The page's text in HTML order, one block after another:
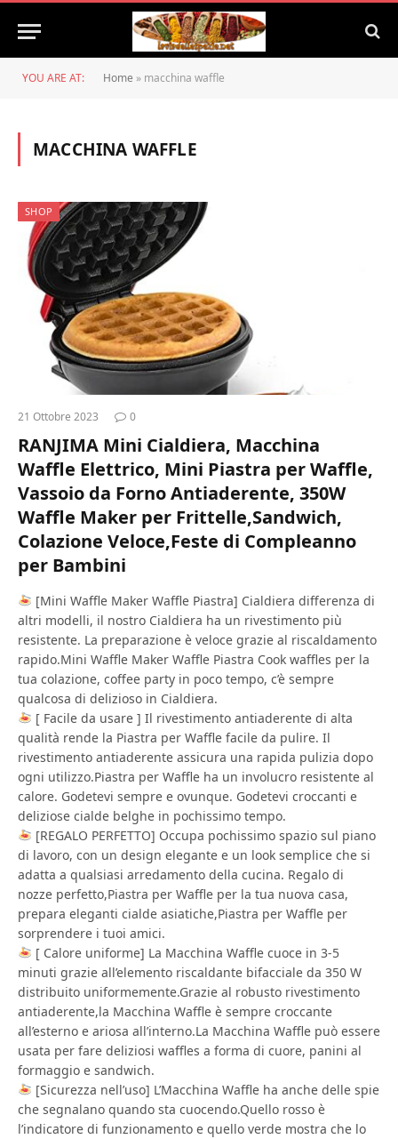
YOU ARE AT: Home » macchina waffle
MACCHINA WAFFLE
SHOP
21 Ottobre 2023 0
RANJIMA Mini Cialdiera, Macchina
Waffle Elettrico, Mini Piastra per Waffle,
Vassoio da Forno Antiaderente, 350W
Waffle Maker per Frittelle,Sandwich,
Colazione Veloce,Feste di Compleanno
per Bambini
[Mini Waffle Maker Waffle Piastra] Cialdiera differenza di
altri modelli, il nostro Cialdiera ha un rivestimento più
resistente. La preparazione è veloce grazie al riscaldamento
rapido.Mini Waffle Maker Waffle Piastra Cook waffles per la
tua colazione, coffee party in poco tempo, c’è sempre
qualcosa di delizioso in Cialdiera.
[ Facile da usare ] Il rivestimento antiaderente di alta
qualità rende la Piastra per Waffle facile da pulire. Il
rivestimento antiaderente assicura una rapida pulizia dopo
ogni utilizzo.Piastra per Waffle ha un involucro resistente al
calore. Godetevi sempre e ovunque. Godetevi croccanti e
deliziose cialde belghe in pochissimo tempo.
[REGALO PERFETTO] Occupa pochissimo spazio sul piano
di lavoro, con un design elegante e un look semplice che si
adatta a qualsiasi arredamento della cucina. Regalo di
nozze perfetto,Piastra per Waffle per la tua nuova casa,
prepara eleganti cialde asiatiche,Piastra per Waffle per
sorprendere i tuoi amici.
[ Calore uniforme] La Macchina Waffle cuoce in 3-5
minuti grazie all’elemento riscaldante bifacciale da 350 W
distribuito uniformemente.Grazie al robusto rivestimento
antiaderente,la Macchina Waffle è sempre croccante
all’esterno e ariosa all’interno.La Macchina Waffle può essere
usata per fare deliziosi waffles a forma di cuore, panini al
formaggio e sandwich.
[Sicurezza nell’uso] L’Macchina Waffle ha anche delle spie
che segnalano quando sta cuocendo.Quello rosso è
l’indicatore di funzionamento e quello verde mostra che lo